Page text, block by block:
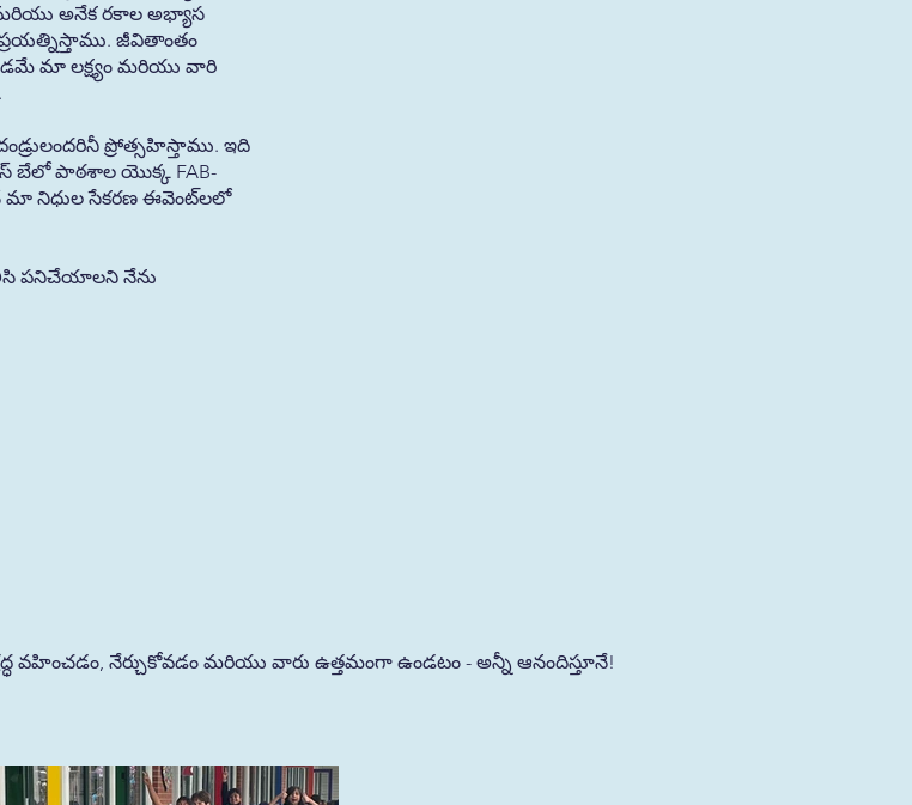
మరియు అనేక రకాల అభ్యాస
జీవితాంతం
మా లక్ష్యం మరియు వారి
ప్రోత్సహిస్తాము. ఇది
బేలో పాఠశాల యొక్క FAB-
మా నిధుల సేకరణ ఈవెంట్‌లలో
పనిచేయాలని నేను
వహించడం, నేర్చుకోవడం మరియు వారు ఉత్తమంగా ఉండటం - అన్నీ ఆనందిస్తూనే!